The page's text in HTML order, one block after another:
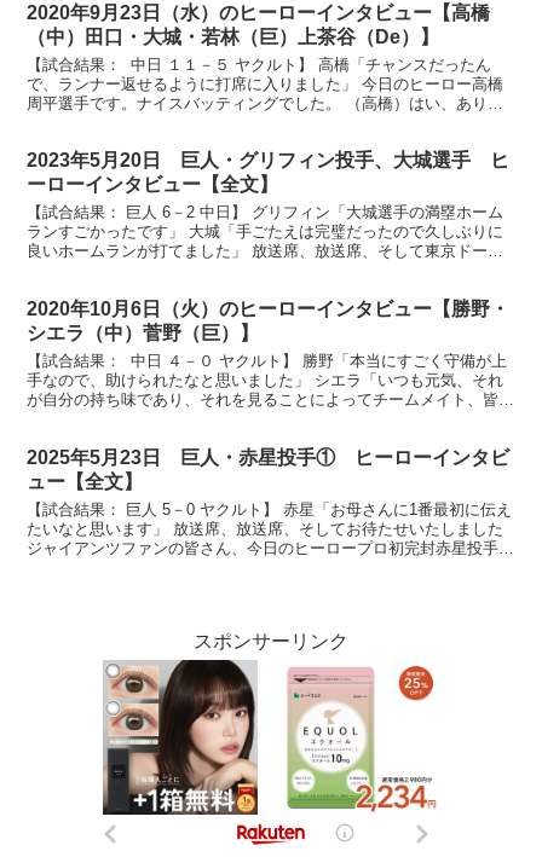
2020年9月23日（水）のヒーローインタビュー【高橋
（中）田口・大城・若林（巨）上茶谷（De）】
【試合結果： 中日 １１－５ ヤクルト】 高橋「チャンスだったん
で、ランナー返せるように打席に入りました」 今日のヒーロー高橋
周平選手です。ナイスバッティングでした。 （高橋）はい、ありが
2023年5月20日 巨人・グリフィン投手、大城選手 ヒ
ーローインタビュー【全文】
【試合結果： 巨人 6－2 中日】 グリフィン「大城選手の満塁ホーム
ランすごかったです」 大城「手ごたえは完璧だったので久しぶりに
良いホームランが打てました」 放送席、放送席、そして東京ドーム
2020年10月6日（火）のヒーローインタビュー【勝野・
シエラ（中）菅野（巨）】
【試合結果： 中日 ４－０ ヤクルト】 勝野「本当にすごく守備が上
手なので、助けられたなと思いました」 シエラ「いつも元気、それ
が自分の持ち味であり、それを見ることによってチームメイト、皆さ
2025年5月23日 巨人・赤星投手① ヒーローインタビ
ュー【全文】
【試合結果： 巨人 5－0 ヤクルト】 赤星「お母さんに1番最初に伝え
たいなと思います」 放送席、放送席、そしてお待たせいたしました
ジャイアンツファンの皆さん、今日のヒーロープロ初完封赤星投手で
スポンサーリンク